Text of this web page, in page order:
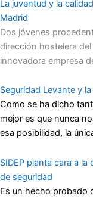
La juventud y la
Madrid
Dos jóvenes
dirección hostelera
innovadora empresa
Seguridad Levante y
Como se ha dicho
mejor es que nunca
esa posibilidad, la
SIDEP planta cara a
de seguridad
Es un hecho probado